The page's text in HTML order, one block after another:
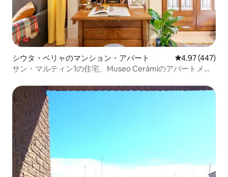
シウタ・ベリャのマンション・アパート レビュー447
4.97 (447)
サン・マルティン1の住宅、Museo Cerámiのアパートメン